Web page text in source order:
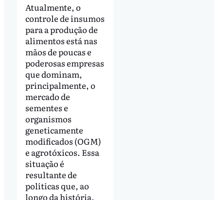
Atualmente, o
controle de insumos
para a produção de
alimentos está nas
mãos de poucas e
poderosas empresas
que dominam,
principalmente, o
mercado de
sementes e
organismos
geneticamente
modificados (OGM)
e agrotóxicos. Essa
situação é
resultante de
políticas que, ao
longo da história,